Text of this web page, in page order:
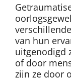
van hun
uitgenodigd
of door
zijn ze door